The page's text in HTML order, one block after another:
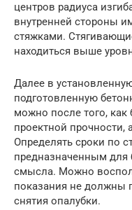
центров радиуса
внутренней стороны
стяжками.
находиться выше
Далее в
подготовленную
можно после того, как
проектной прочности,
Определять сроки по
предназначенным для
смысла. Можно
показания не должны
снятия опалубки.